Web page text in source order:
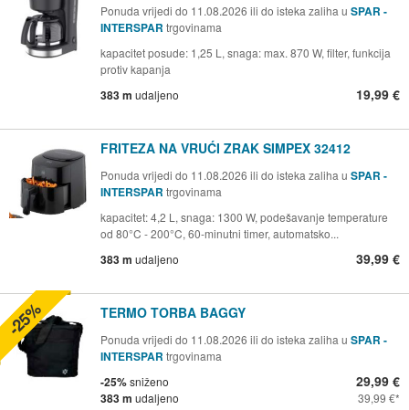
Ponuda vrijedi do 11.08.2026 ili do isteka zaliha u SPAR -
INTERSPAR trgovinama
kapacitet posude: 1,25 L, snaga: max. 870 W, filter, funkcija
protiv kapanja
383 m udaljeno 19,99 €
FRITEZA NA VRUĆI ZRAK SIMPEX 32412
Ponuda vrijedi do 11.08.2026 ili do isteka zaliha u SPAR -
INTERSPAR trgovinama
kapacitet: 4,2 L, snaga: 1300 W, podešavanje temperature
od 80°C - 200°C, 60-minutni timer, automatsko...
383 m udaljeno 39,99 €
TERMO TORBA BAGGY
Ponuda vrijedi do 11.08.2026 ili do isteka zaliha u SPAR -
INTERSPAR trgovinama
-25%sniženo
383 m udaljeno
29,99 €
39,99 €
-25%